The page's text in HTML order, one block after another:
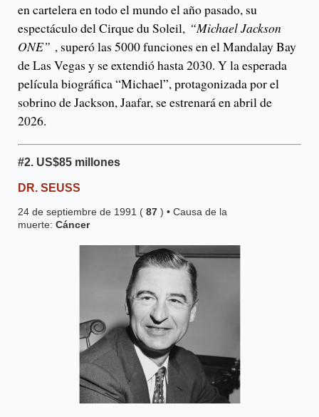
en cartelera en todo el mundo el año pasado, su
espectáculo del Cirque du Soleil, “Michael Jackson
ONE” , superó las 5000 funciones en el Mandalay Bay
de Las Vegas y se extendió hasta 2030. Y la esperada
película biográfica “Michael”, protagonizada por el
sobrino de Jackson, Jaafar, se estrenará en abril de
2026.
#2. US$85 millones
DR. SEUSS
24 de septiembre de 1991 ( 87 ) • Causa de la
muerte: Cáncer